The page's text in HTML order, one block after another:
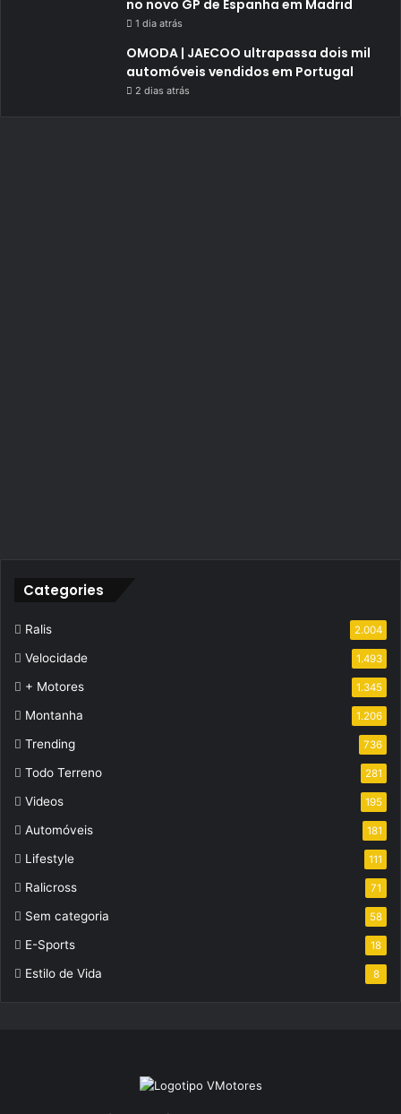
no novo GP de Espanha em Madrid
1 dia atrás
OMODA | JAECOO ultrapassa dois mil
automóveis vendidos em Portugal
2 dias atrás
Categories
Ralis 2.004
Velocidade 1.493
+ Motores 1.345
Montanha 1.206
Trending 736
Todo Terreno 281
Videos 195
Automóveis 181
Lifestyle 111
Ralicross 71
Sem categoria 58
E-Sports 18
Estilo de Vida 8